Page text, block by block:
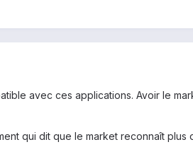
avec ces applications. Avoir le
qui dit que le market reconnaît